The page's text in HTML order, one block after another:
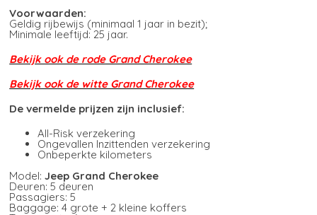
Voorwaarden:
Geldig rijbewijs (minimaal 1 jaar in bezit);
Minimale leeftijd: 25 jaar.
Bekijk ook de rode Grand Cherokee
Bekijk ook de witte Grand Cherokee
De vermelde prijzen zijn inclusief:
All-Risk verzekering
Ongevallen Inzittenden verzekering
Onbeperkte kilometers
Model:Jeep Grand Cherokee
Deuren: 5 deuren
Passagiers: 5
Baggage: 4 grote + 2 kleine koffers